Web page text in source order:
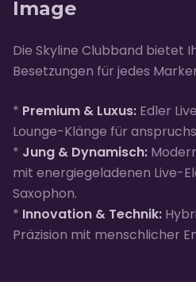
Image
Die Skyline Clubband bietet
Besetzungen für jedes
* Premium & Luxus: Edler
Lounge-Klänge für
* Jung & Dynamisch:
mit energiegeladenen Live-
Saxophon.
* Innovation & Technik:
Präzision mit menschlicher